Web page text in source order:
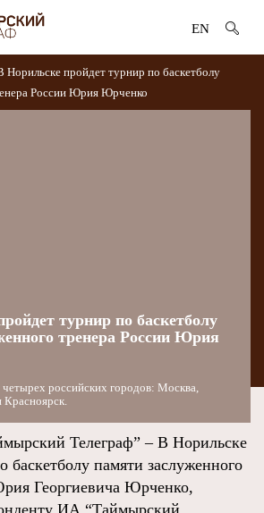
EN
Норильске пройдет турнир по баскетболу
России Юрия Юрченко
турнир по баскетболу
тренера России Юрия
российских городов: Москва,
Красноярск.
Телеграф” – В Норильске
баскетболу памяти заслуженного
Георгиевича Юрченко,
ИА “Таймырский